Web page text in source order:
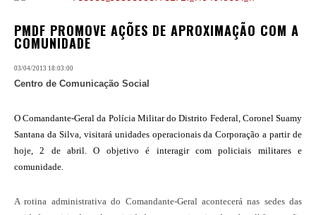
PMDF PROMOVE AÇÕES DE APROXIMAÇÃO COM A
COMUNIDADE
03/04/2013 18:03:00
Centro de Comunicação Social
O Comandante-Geral da Polícia Militar do Distrito Federal, Coronel Suamy
Santana da Silva, visitará unidades operacionais da Corporação a partir de
hoje, 2 de abril. O objetivo é interagir com policiais militares e
comunidade.
A rotina administrativa do Comandante-Geral acontecerá nas sedes das